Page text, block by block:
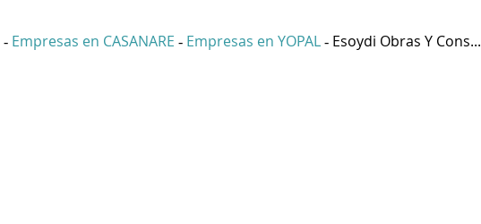
- Empresas en CASANARE - Empresas en YOPAL - Esoydi Obras Y Cons...